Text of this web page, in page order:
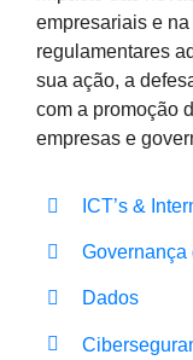
empresariais e
regulamentares
sua ação, a
com a promoção
empresas e
ICT’s &
Governança
Dados